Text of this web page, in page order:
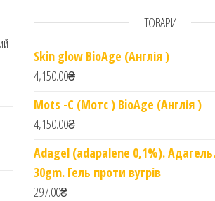
hydrochloride 0.4mg). 30 капсул
ТОВАРИ
Skin glow BioAge (Англія )
4,150.00₴
Mots -C (Мотс ) BioAge (Англія )
4,150.00₴
Adagel (adapalene 0,1%). Адагель.
30gm. Гель проти вугрів
297.00₴